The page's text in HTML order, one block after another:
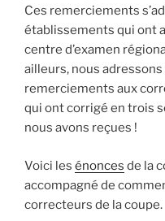
Ces remerciements
établissements qui ont
centre d’examen
ailleurs, nous
remerciements aux
qui ont corrigé en trois
nous avons reçues !
Voici les énonces de la
accompagné de
correcteurs de la coupe.